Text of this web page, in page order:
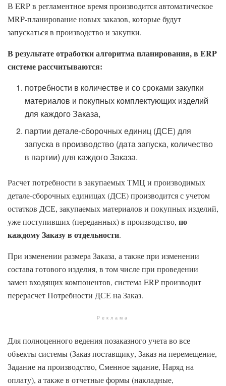
В ERP в регламентное время производится автоматическое
MRP‑планирование новых заказов, которые будут
запускаться в производство и закупки.
В результате отработки алгоритма планирования, в ERP
системе рассчитываются:
потребности в количестве и со сроками закупки
материалов и покупных комплектующих изделий
для каждого Заказа,
партии детале-сборочных единиц (ДСЕ) для
запуска в производство (дата запуска, количество
в партии) для каждого Заказа.
Расчет потребности в закупаемых ТМЦ и производимых
детале-сборочных единицах (ДСЕ) производится с учетом
остатков ДСЕ, закупаемых материалов и покупных изделий,
уже поступивших (переданных) в производство, по
каждому Заказу в отдельности.
При изменении размера Заказа, а также при изменении
состава готового изделия, в том числе при проведении
замен входящих компонентов, система ERP производит
перерасчет Потребности ДСЕ на Заказ.
Реклама
Для полноценного ведения позаказного учета во все
объекты системы (Заказ поставщику, Заказ на перемещение,
Задание на производство, Сменное задание, Наряд на
оплату), а также в отчетные формы (накладные,